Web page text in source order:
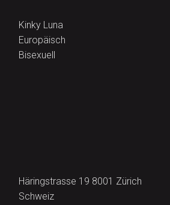
Kinky Luna
Europäisch
Bisexuell
Häringstrasse 19 8001 Zürich
Schweiz